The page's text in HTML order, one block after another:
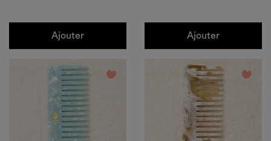
Ajouter Ajouter
favorite_border favorite_border